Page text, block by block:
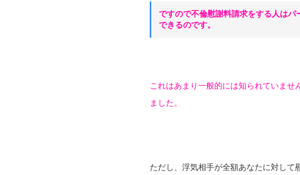
ですので不倫慰謝料請求をする人は
できるのです。
これはあまり一般的には知られていませ
ました。
ただし、浮気相手が全額あなたに対し